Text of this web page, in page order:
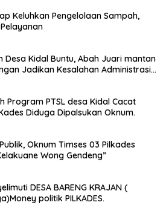
Keluhkan Pengelolaan Sampah,
Desa Kidal Buntu, Abah Juari mantan
Jadikan Kesalahan Administrasi
Program PTSL desa Kidal Cacat
Diduga Dipalsukan Oknum.
Oknum Timses 03 Pilkades
Wong Gendeng”
DESA BARENG KRAJAN (
politik PILKADES.